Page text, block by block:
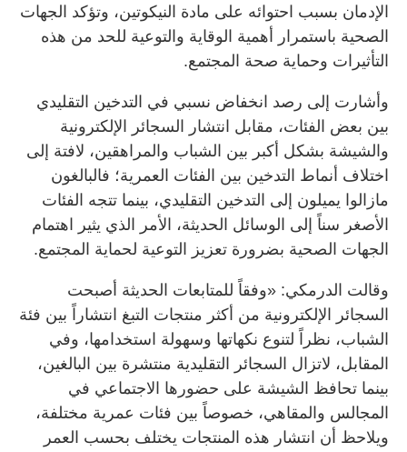
الإدمان بسبب احتوائه على مادة النيكوتين، وتؤكد الجهات
الصحية باستمرار أهمية الوقاية والتوعية للحد من هذه
التأثيرات وحماية صحة المجتمع.
وأشارت إلى رصد انخفاض نسبي في التدخين التقليدي
بين بعض الفئات، مقابل انتشار السجائر الإلكترونية
والشيشة بشكل أكبر بين الشباب والمراهقين، لافتة إلى
اختلاف أنماط التدخين بين الفئات العمرية؛ فالبالغون
مازالوا يميلون إلى التدخين التقليدي، بينما تتجه الفئات
الأصغر سناً إلى الوسائل الحديثة، الأمر الذي يثير اهتمام
الجهات الصحية بضرورة تعزيز التوعية لحماية المجتمع.
وقالت الدرمكي: «وفقاً للمتابعات الحديثة أصبحت
السجائر الإلكترونية من أكثر منتجات التبغ انتشاراً بين فئة
الشباب، نظراً لتنوع نكهاتها وسهولة استخدامها، وفي
المقابل، لاتزال السجائر التقليدية منتشرة بين البالغين،
بينما تحافظ الشيشة على حضورها الاجتماعي في
المجالس والمقاهي، خصوصاً بين فئات عمرية مختلفة،
ويلاحظ أن انتشار هذه المنتجات يختلف بحسب العمر